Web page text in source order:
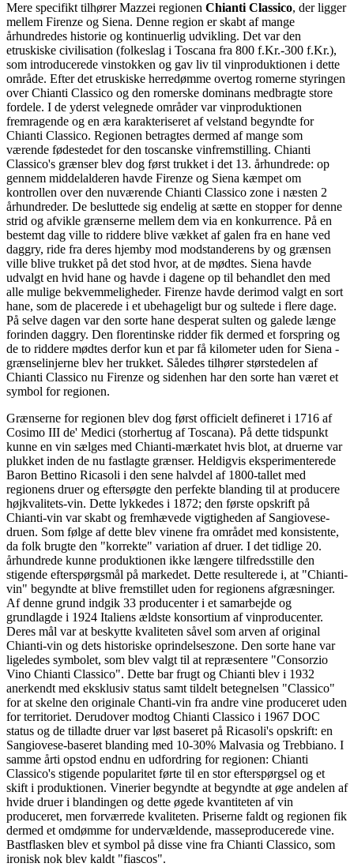
Mere specifikt tilhører Mazzei regionen Chianti Classico, der ligger
mellem Firenze og Siena. Denne region er skabt af mange
århundredes historie og kontinuerlig udvikling. Det var den
etruskiske civilisation (folkeslag i Toscana fra 800 f.Kr.-300 f.Kr.),
som introducerede vinstokken og gav liv til vinproduktionen i dette
område. Efter det etruskiske herredømme overtog romerne styringen
over Chianti Classico og den romerske dominans medbragte store
fordele. I de yderst velegnede områder var vinproduktionen
fremragende og en æra karakteriseret af velstand begyndte for
Chianti Classico. Regionen betragtes dermed af mange som
værende fødestedet for den toscanske vinfremstilling. Chianti
Classico's grænser blev dog først trukket i det 13. århundrede: op
gennem middelalderen havde Firenze og Siena kæmpet om
kontrollen over den nuværende Chianti Classico zone i næsten 2
århundreder. De besluttede sig endelig at sætte en stopper for denne
strid og afvikle grænserne mellem dem via en konkurrence. På en
bestemt dag ville to riddere blive vækket af galen fra en hane ved
daggry, ride fra deres hjemby mod modstanderens by og grænsen
ville blive trukket på det stod hvor, at de mødtes. Siena havde
udvalgt en hvid hane og havde i dagene op til behandlet den med
alle mulige bekvemmeligheder. Firenze havde derimod valgt en sort
hane, som de placerede i et ubehageligt bur og sultede i flere dage.
På selve dagen var den sorte hane desperat sulten og galede længe
forinden daggry. Den florentinske ridder fik dermed et forspring og
de to riddere mødtes derfor kun et par få kilometer uden for Siena -
grænselinjerne blev her trukket. Således tilhører størstedelen af
Chianti Classico nu Firenze og sidenhen har den sorte han været et
symbol for regionen.
Grænserne for regionen blev dog først officielt defineret i 1716 af
Cosimo III de' Medici (storhertug af Toscana). På dette tidspunkt
kunne en vin sælges med Chianti-mærkatet hvis blot, at druerne var
plukket inden de nu fastlagte grænser. Heldigvis eksperimenterede
Baron Bettino Ricasoli i den sene halvdel af 1800-tallet med
regionens druer og eftersøgte den perfekte blanding til at producere
højkvalitets-vin. Dette lykkedes i 1872; den første opskrift på
Chianti-vin var skabt og fremhævede vigtigheden af Sangiovese-
druen. Som følge af dette blev vinene fra området med konsistente,
da folk brugte den "korrekte" variation af druer. I det tidlige 20.
århundrede kunne produktionen ikke længere tilfredsstille den
stigende efterspørgsmål på markedet. Dette resulterede i, at "Chianti-
vin" begyndte at blive fremstillet uden for regionens afgræsninger.
Af denne grund indgik 33 producenter i et samarbejde og
grundlagde i 1924 Italiens ældste konsortium af vinproducenter.
Deres mål var at beskytte kvaliteten såvel som arven af original
Chianti-vin og dets historiske oprindelseszone. Den sorte hane var
ligeledes symbolet, som blev valgt til at repræsentere "Consorzio
Vino Chianti Classico". Dette bar frugt og Chianti blev i 1932
anerkendt med eksklusiv status samt tildelt betegnelsen "Classico"
for at skelne den originale Chanti-vin fra andre vine produceret uden
for territoriet. Derudover modtog Chianti Classico i 1967 DOC
status og de tilladte druer var løst baseret på Ricasoli's opskrift: en
Sangiovese-baseret blanding med 10-30% Malvasia og Trebbiano. I
samme årti opstod endnu en udfordring for regionen: Chianti
Classico's stigende popularitet førte til en stor efterspørgsel og et
skift i produktionen. Vinerier begyndte at begyndte at øge andelen af
hvide druer i blandingen og dette øgede kvantiteten af vin
produceret, men forværrede kvaliteten. Priserne faldt og regionen fik
dermed et omdømme for undervældende, masseproducerede vine.
Bastflasken blev et symbol på disse vine fra Chianti Classico, som
ironisk nok blev kaldt "fiascos".